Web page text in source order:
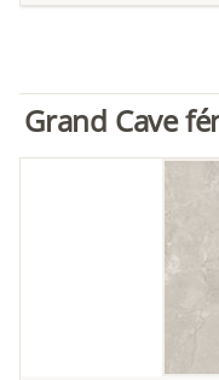
Grand Cave